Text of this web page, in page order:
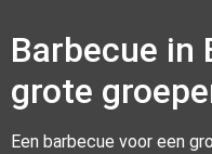
Barbecue in
grote
Een barbecue voor een